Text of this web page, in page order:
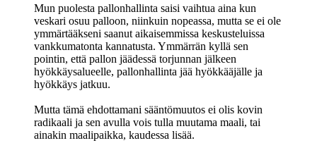
Mun puolesta pallonhallinta saisi vaihtua aina kun
veskari osuu palloon, niinkuin nopeassa, mutta se ei ole
ymmärtääkseni saanut aikaisemmissa keskusteluissa
vankkumatonta kannatusta. Ymmärrän kyllä sen
pointin, että pallon jäädessä torjunnan jälkeen
hyökkäysalueelle, pallonhallinta jää hyökkääjälle ja
hyökkäys jatkuu.
Mutta tämä ehdottamani sääntömuutos ei olis kovin
radikaali ja sen avulla vois tulla muutama maali, tai
ainakin maalipaikka, kaudessa lisää.